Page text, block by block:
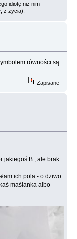
idiotę niż nim
z życia).
równości są
Zapisane
jakiegoś B., ale brak
ich pola - o dziwo
maślanka albo